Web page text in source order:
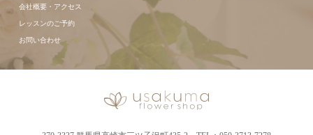
会社概要・アクセス
レッスンのご予約
お問い合わせ